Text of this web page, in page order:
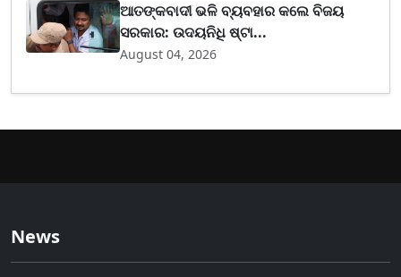
ଆତଙ୍କବାଦୀ ଭଳି ବ୍ୟବହାର କଲେ ବିଜୟ
ସରକାର: ଉଦୟନିଧି ଷ୍ଟା...
August 04, 2026
News